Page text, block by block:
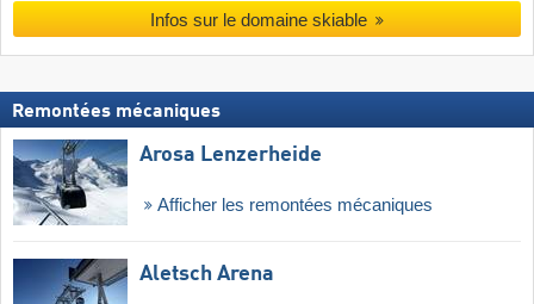
Infos sur le domaine skiable
Remontées mécaniques
Arosa Lenzerheide
Afficher les remontées mécaniques
Aletsch Arena